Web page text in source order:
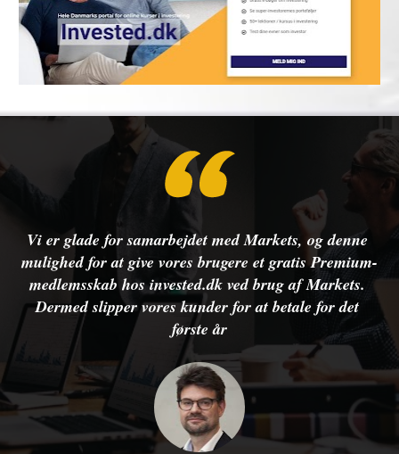
Vi er glade for samarbejdet med Markets, og denne
mulighed for at give vores brugere et gratis Premium-
medlemsskab hos invested.dk ved brug af Markets.
Dermed slipper vores kunder for at betale for det
første år